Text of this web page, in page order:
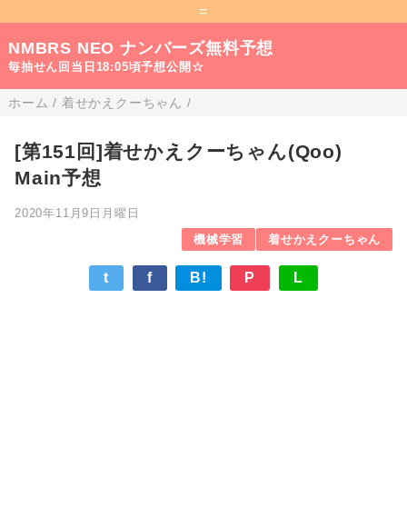
=
NMBRS NEO ナンバーズ無料予想
毎抽せん回当日18:05頃予想公開☆
ホーム / 着せかえクーちゃん /
[第151回]着せかえクーちゃん(Qoo)
Main予想
2020年11月9日月曜日
機械学習
着せかえクーちゃん
t f B! P L